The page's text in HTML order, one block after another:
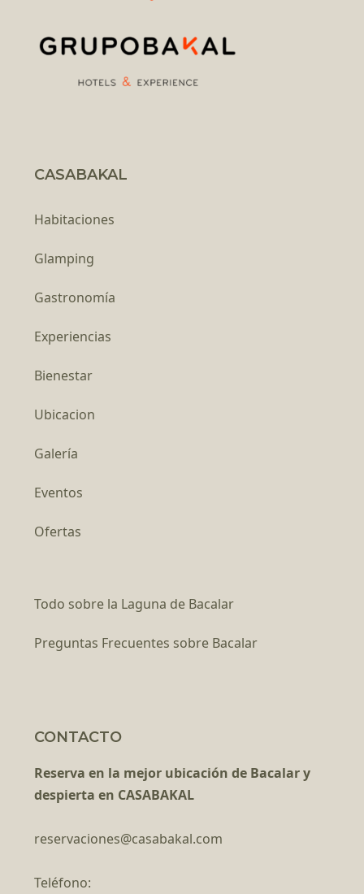
CASABAKAL
Habitaciones
Glamping
Gastronomía
Experiencias
Bienestar
Ubicacion
Galería
Eventos
Ofertas
Todo sobre la Laguna de Bacalar
Preguntas Frecuentes sobre Bacalar
CONTACTO
Reserva en la mejor ubicación de Bacalar y
despierta en CASABAKAL
reservaciones@casabakal.com
Teléfono: